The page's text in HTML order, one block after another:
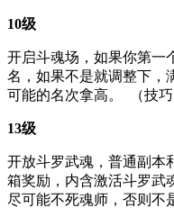
10级
开启斗魂场，如果你第一
名，如果不是就调整下，
可能的名次拿高。 （技巧
13级
开放斗罗武魂，普通副本
箱奖励，内含激活斗罗武
尽可能不死魂师，否则不